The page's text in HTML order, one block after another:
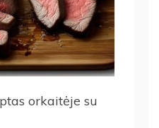
orkaitėje su